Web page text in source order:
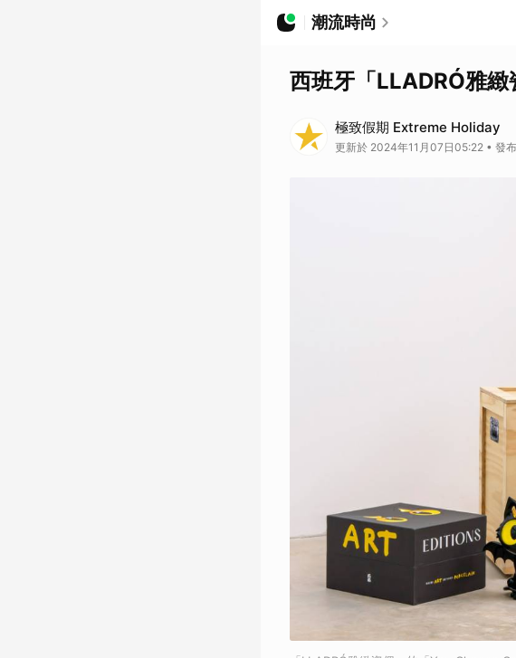
潮流時尚
西班牙「LLADRÓ雅
極致假期 Extreme Holiday
更新於 2024年11月07日05:22 • 發